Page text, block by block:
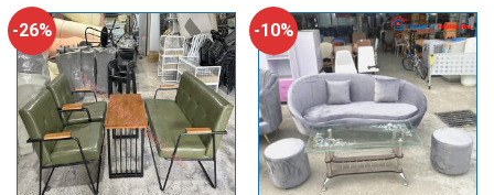
27,300,000₫.
-26% -10%